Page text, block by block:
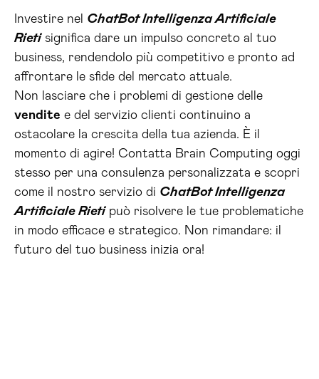
Investire nel ChatBot Intelligenza Artificiale
Rietisignifica dare un impulso concreto al tuo
business, rendendolo più competitivo e pronto ad
affrontare le sfide del mercato attuale.
Non lasciare che i problemi di gestione delle
vendite e del servizio clienti continuino a
ostacolare la crescita della tua azienda. È il
momento di agire! Contatta Brain Computing oggi
stesso per una consulenza personalizzata e scopri
come il nostro servizio di ChatBot Intelligenza
Artificiale Rietipuò risolvere le tue problematiche
in modo efficace e strategico. Non rimandare: il
futuro del tuo business inizia ora!